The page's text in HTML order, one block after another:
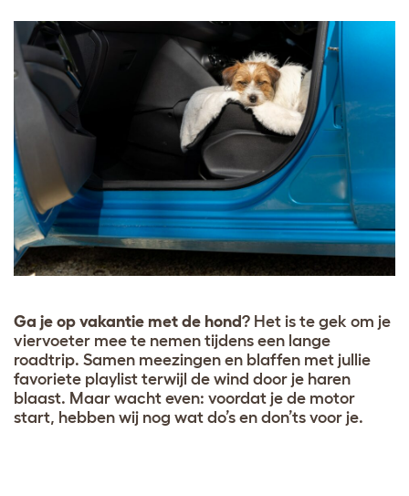
Ga je op vakantie met de hond? Het is te gek om je
viervoeter mee te nemen tijdens een lange
roadtrip. Samen meezingen en blaffen met jullie
favoriete playlist terwijl de wind door je haren
blaast. Maar wacht even: voordat je de motor
start, hebben wij nog wat do’s en don’ts voor je.